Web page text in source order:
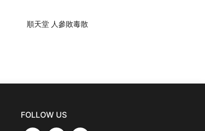
順天堂 人參敗毒散
FOLLOW US